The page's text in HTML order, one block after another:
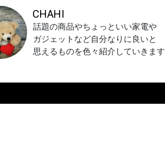
CHAHI
話題の商品やちょっといい家電や
ガジェットなど自分なりに良いと
思えるものを色々紹介していきます